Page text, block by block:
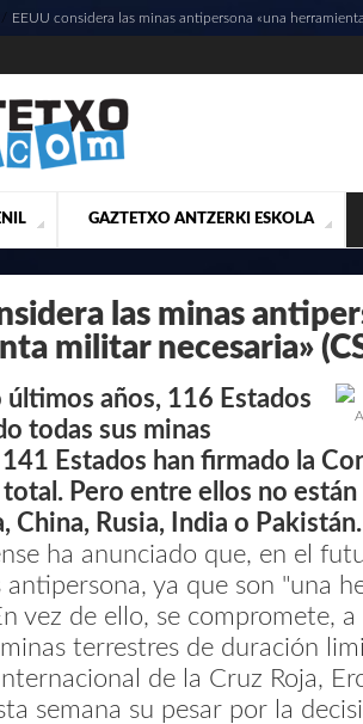
ACTUALIDAD CONTACTO
GAZTETXO ANTZERKI ESKOLA
PRESENTACIÓN MUSICALES
EEUU considera las minas antipersona «una
las minas
militar necesaria»
últimos años, 116 Estados
todas sus minas
Estados han firmado la
Pero entre ellos no están
China, Rusia, India o Pakistán.
ha anunciado que, en el
antipersona, ya que son "una
vez de ello, se compromete,
terrestres de duración
de la Cruz Roja,
semana su pesar por la